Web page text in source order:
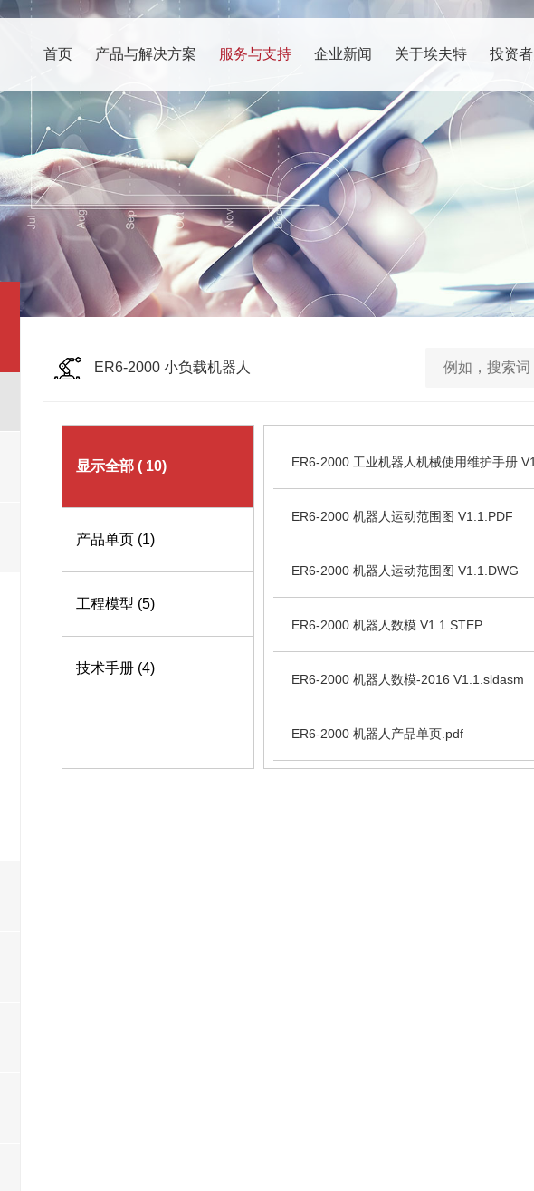
首页 产品与解决方案 服务与支持 企业新闻 关于埃夫特 投资
ER6-2000 小负载机器人
显示全部 ( 10)
产品单页 (1)
工程模型 (5)
技术手册 (4)
ER6-2000 工业机器人机械使用维护手册
ER6-2000 机器人运动范围图 V1.1.PDF
ER6-2000 机器人运动范围图 V1.1.DWG
ER6-2000 机器人数模 V1.1.STEP
ER6-2000 机器人数模-2016 V1.1.sldasm
ER6-2000 机器人产品单页.pdf